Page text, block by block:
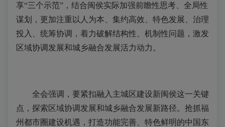
享“三个示范”，结合闽侯实际加强前瞻性思考、全局性
谋划，更加注重以人为本、集约高效、特色发展、治理
投入、统筹协调，着力破解结构性、机制性问题，激发
区域协调发展和城乡融合发展活力动力。
全会强调，要紧扣融入主城区建设新闽侯这一关键
点，探索区域协调发展和城乡融合发展新路径。抢抓福
州都市圈建设机遇，打造功能完善、特色鲜明的中国东